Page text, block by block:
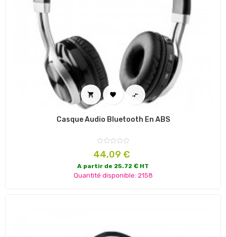
  
Casque Audio Bluetooth En ABS
Prix
44,09 €
A partir de 25.72 € HT
Quantité disponible: 2158